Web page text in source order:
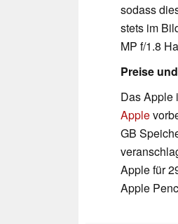
sodass
stets im
MP f/1.8
Preise
Das Apple
Apple
GB
Apple für
Apple